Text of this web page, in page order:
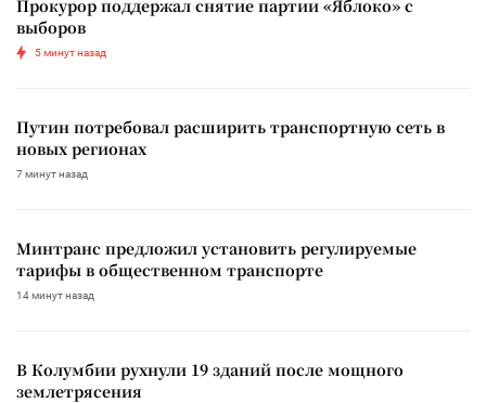
Прокурор поддержал снятие партии «Яблоко» с
выборов
5 минут назад
Путин потребовал расширить транспортную сеть в
новых регионах
7 минут назад
Минтранс предложил установить регулируемые
тарифы в общественном транспорте
14 минут назад
В Колумбии рухнули 19 зданий после мощного
землетрясения